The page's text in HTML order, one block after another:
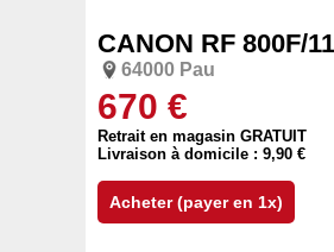
CANON RF 800F/
64000 Pau
670 €
Retrait en magasin GRATUIT
Livraison à domicile : 9,90 €
Acheter (payer en 1x)